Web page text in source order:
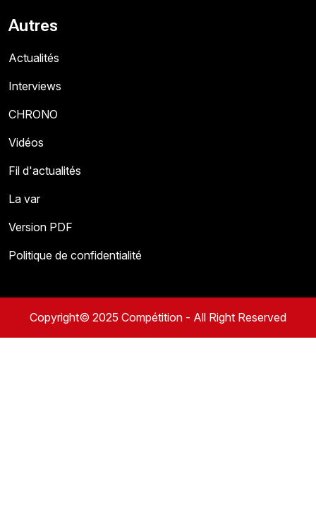
Autres
Actualités
Interviews
CHRONO
Vidéos
Fil d'actualités
La var
Version PDF
Politique de confidentialité
Copyright© 2025 Compétition - All Right Reserved